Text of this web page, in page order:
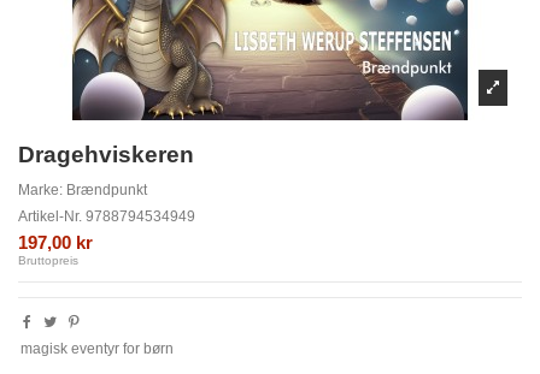
Dragehviskeren
Marke: Brændpunkt
Artikel-Nr. 9788794534949
197,00 kr
Bruttopreis
magisk eventyr for børn